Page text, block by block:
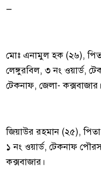
—
মোঃ এনামুল হক (২৬),
লেঙ্গুরবিল, ৩ নং ওয়ার্ড,
টেকনাফ, জেলা- কক্সবাজার।
জিয়াউর রহমান (২৫),
১ নং ওয়ার্ড, টেকনাফ
কক্সবাজার।